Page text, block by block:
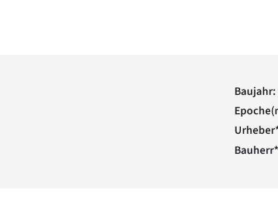
Baujahr: